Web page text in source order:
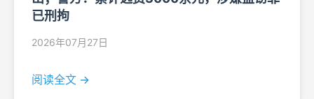
已刑拘
2026年07月27日
阅读全文 →